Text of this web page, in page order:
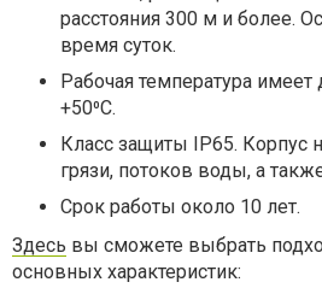
расстояния 300 м и более.
время суток.
Рабочая температура имеет
+50⁰С.
Класс защиты IP65. Корпус
грязи, потоков воды, а
Срок работы около 10 лет.
Здесь вы сможете выбрать
основных характеристик: